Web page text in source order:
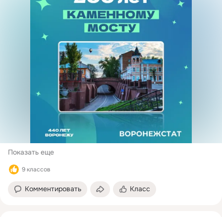
Показать еще
9 классов
Комментировать Класс